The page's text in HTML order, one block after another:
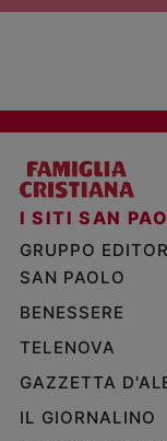
I SITI SAN
GRUPPO
SAN PAOLO
BENESSERE
TELENOVA
GAZZETTA
IL GIORNALINO